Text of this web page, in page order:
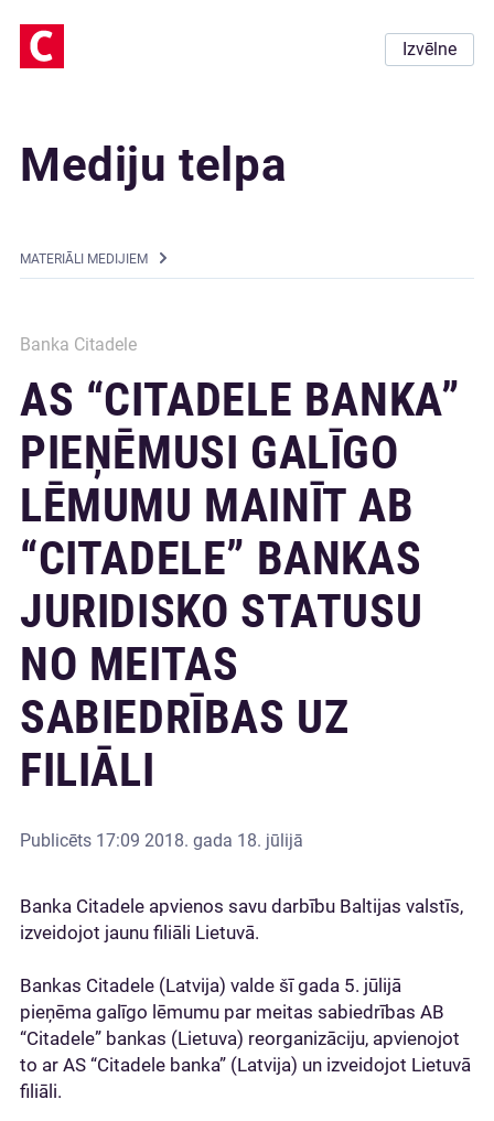
Izvēlne
Mediju telpa
MATERIĀLI MEDIJIEM
Banka Citadele
AS “CITADELE BANKA”
PIEŅĒMUSI GALĪGO
LĒMUMU MAINĪT AB
“CITADELE” BANKAS
JURIDISKO STATUSU
NO MEITAS
SABIEDRĪBAS UZ
FILIĀLI
Publicēts 17:09 2018. gada 18. jūlijā
Banka Citadele apvienos savu darbību Baltijas valstīs,
izveidojot jaunu filiāli Lietuvā.
Bankas Citadele (Latvija) valde šī gada 5. jūlijā
pieņēma galīgo lēmumu par meitas sabiedrības AB
“Citadele” bankas (Lietuva) reorganizāciju, apvienojot
to ar AS “Citadele banka” (Latvija) un izveidojot Lietuvā
filiāli.